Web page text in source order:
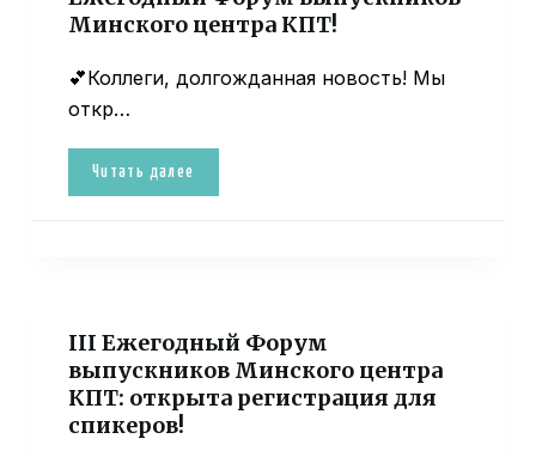
Минского центра КПТ!
💕Коллеги, долгожданная новость! Мы
откр…
Читать далее
III Ежегодный Форум
выпускников Минского центра
КПТ: открыта регистрация для
спикеров!